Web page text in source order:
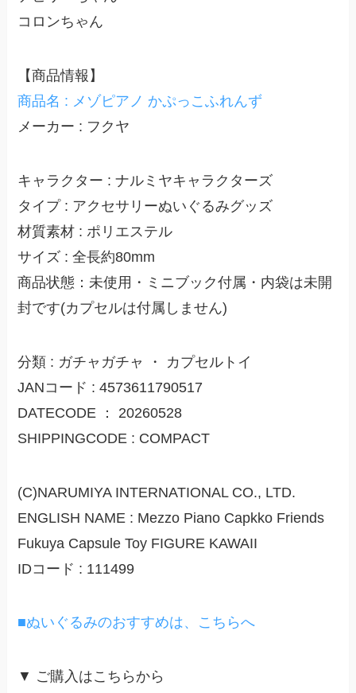
コロンちゃん
【商品情報】
商品名 : メゾピアノ かぷっこふれんず
メーカー : フクヤ
キャラクター : ナルミヤキャラクターズ
タイプ : アクセサリーぬいぐるみグッズ
材質素材 : ポリエステル
サイズ : 全長約80mm
商品状態：未使用・ミニブック付属・内袋は未開
封です(カプセルは付属しません)
分類 : ガチャガチャ ・ カプセルトイ
JANコード : 4573611790517
DATECODE ： 20260528
SHIPPINGCODE : COMPACT
(C)NARUMIYA INTERNATIONAL CO., LTD.
ENGLISH NAME : Mezzo Piano Capkko Friends
Fukuya Capsule Toy FIGURE KAWAII
IDコード : 111499
■ぬいぐるみのおすすめは、こちらへ
▼ ご購入はこちらから